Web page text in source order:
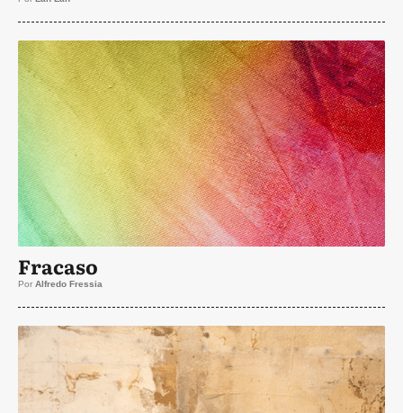
Fracaso
Por Alfredo Fressia